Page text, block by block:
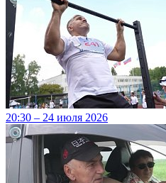
20:30 – 24 июля 2026